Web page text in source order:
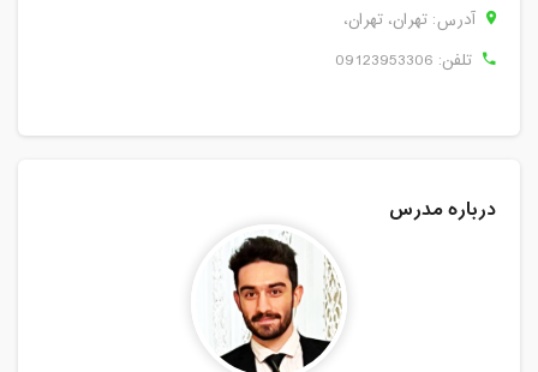
آدرس: تهران، تهران،
تلفن: 09123953306
درباره مدرس